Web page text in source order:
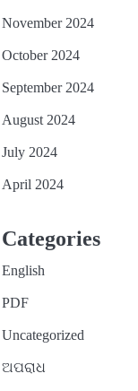
November 2024
October 2024
September 2024
August 2024
July 2024
April 2024
Categories
English
PDF
Uncategorized
ଅପରାଧ